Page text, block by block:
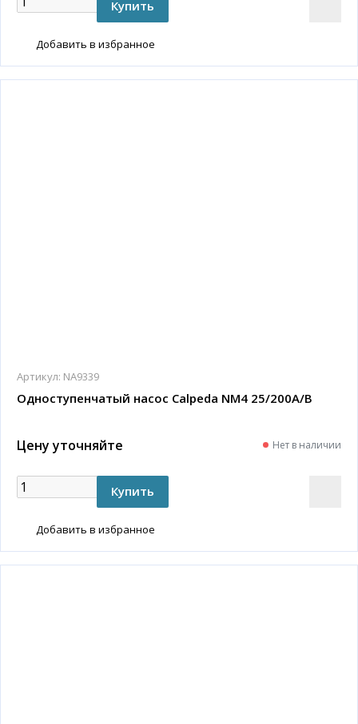
Добавить в избранное
Артикул: NA9339
Одноступенчатый насос Calpeda NM4 25/200A/B
Цену уточняйте Нет в наличии
Добавить в избранное